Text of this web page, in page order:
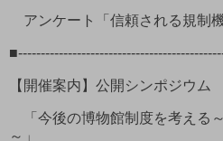
アンケート「信頼される規制
【開催案内】公開シンポジウム
「今後の博物館制度を考える
～」